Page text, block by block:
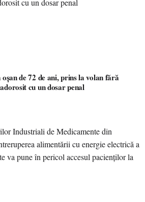
de 72 de ani, prins la volan fără
cu un dosar penal